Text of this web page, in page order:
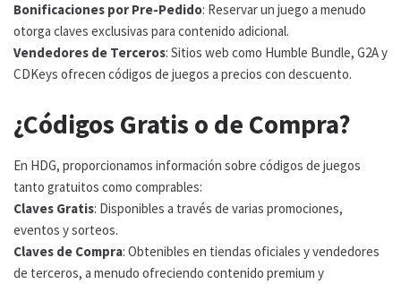
Bonificaciones por Pre-Pedido: Reservar un juego a menudo
otorga claves exclusivas para contenido adicional.
Vendedores de Terceros: Sitios web como Humble Bundle, G2A y
CDKeys ofrecen códigos de juegos a precios con descuento.
¿Códigos Gratis o de Compra?
En HDG, proporcionamos información sobre códigos de juegos
tanto gratuitos como comprables:
Claves Gratis: Disponibles a través de varias promociones,
eventos y sorteos.
Claves de Compra: Obtenibles en tiendas oficiales y vendedores
de terceros, a menudo ofreciendo contenido premium y